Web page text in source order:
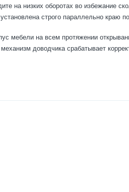
на низких оборотах во избежание
строго параллельно краю
мебели на всем протяжении
доводчика срабатывает